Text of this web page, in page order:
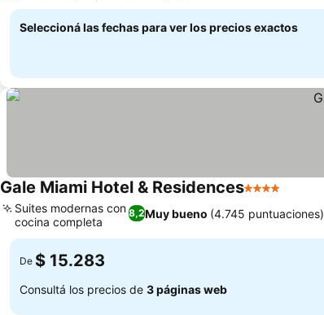
Seleccioná las fechas para ver los precios exactos
Gale Miami Hotel & Residences4 Estrellas
8,2Muy bueno (4.745 puntuaciones)
Suites modernas con
cocina completa
De $ 15.283
Consultá los precios de 3 páginas web